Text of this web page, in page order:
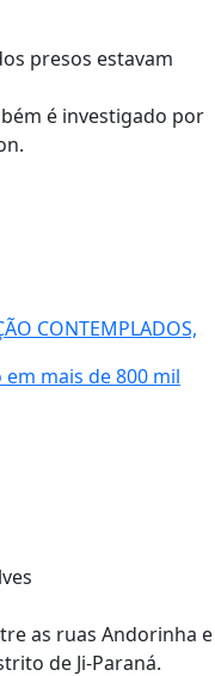
presos estavam
é investigado por
CONTEMPLADOS,
mais de 800 mil
as ruas Andorinha e
de Ji-Paraná.